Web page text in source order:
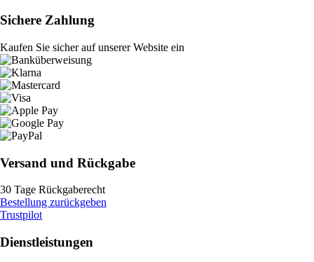
Sichere Zahlung
Kaufen Sie sicher auf unserer Website ein
Versand und Rückgabe
30 Tage Rückgaberecht
Bestellung zurückgeben
Trustpilot
Dienstleistungen